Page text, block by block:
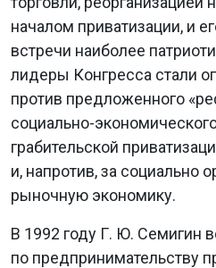
началом приватизации, и
встречи наиболее
лидеры Конгресса стали
против предложенного
социально-
грабительской
и, напротив, за социально
рыночную экономику.
В 1992 году Г. Ю. Семигин
по предпринимательству